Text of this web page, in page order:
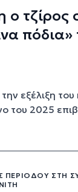
ο τζίρος
εξέλιξη
του 2025
ΠΕΡΙΌΔΟΥ ΣΤΗ